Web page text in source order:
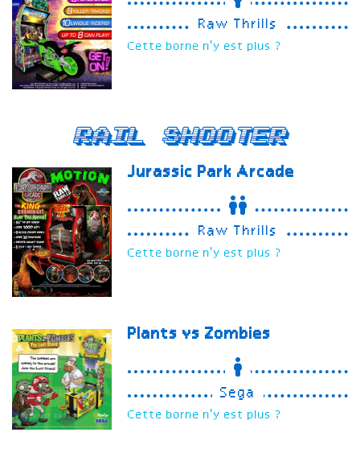
Raw Thrills
Cette borne n'y est plus ?
Rail Shooter
Jurassic Park Arcade
Raw Thrills
Cette borne n'y est plus ?
Plants vs Zombies
Sega
Cette borne n'y est plus ?